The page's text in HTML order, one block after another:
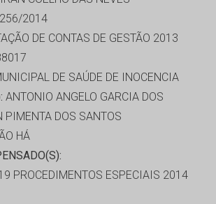
2014
DE CONTAS DE GESTÃO 2013
DE SAÚDE DE INOCENCIA
ANTONIO ANGELO GARCIA DOS
PIMENTA DOS SANTOS
HÁ
PROCEDIMENTOS ESPECIAIS 2014